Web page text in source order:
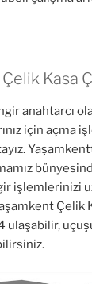
Kasa
anahtarcı
için açma
işlemlerinizi
ulaşabilir,